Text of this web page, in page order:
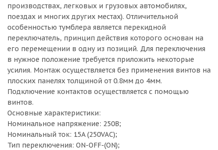
производствах, легковых и грузовых автомобилях,
поездах и многих других местах). Отличительной
особенностью тумблера является перекидной
переключатель, принцип действия которого основан на
его перемещении в одну из позиций. Для переключения
в нужное положение требуется приложить некоторые
усилия. Монтаж осуществляется без применения винтов на
плоских панелях толщиной от 0.8мм до 4мм.
Подключение контактов осуществляется с помощью
винтов.
Основные характеристики:
Номинальное напряжение: 250В;
Номинальный ток: 15A (250VAC);
Тип переключения: ON-OFF-(ON);